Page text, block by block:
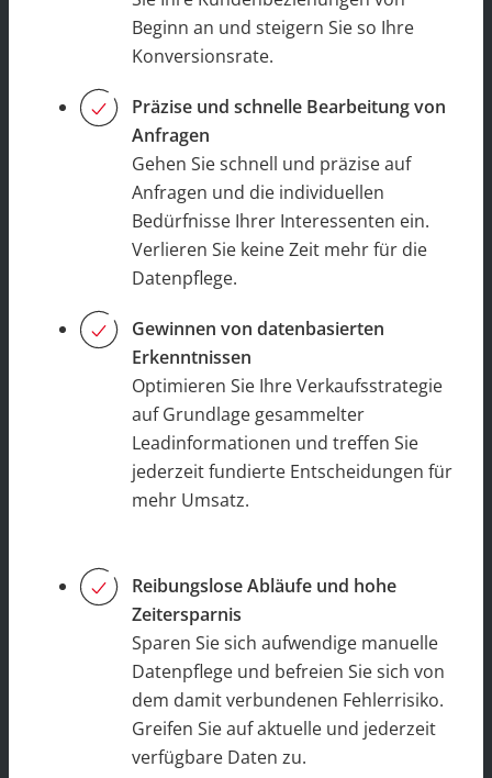
Beginn an und steigern Sie so Ihre
Konversionsrate.
Präzise und schnelle Bearbeitung von
Anfragen
Gehen Sie schnell und präzise auf
Anfragen und die individuellen
Bedürfnisse Ihrer Interessenten ein.
Verlieren Sie keine Zeit mehr für die
Datenpflege.
Gewinnen von datenbasierten
Erkenntnissen
Optimieren Sie Ihre Verkaufsstrategie
auf Grundlage gesammelter
Leadinformationen und treffen Sie
jederzeit fundierte Entscheidungen für
mehr Umsatz.
Reibungslose Abläufe und hohe
Zeitersparnis
Sparen Sie sich aufwendige manuelle
Datenpflege und befreien Sie sich von
dem damit verbundenen Fehlerrisiko.
Greifen Sie auf aktuelle und jederzeit
verfügbare Daten zu.